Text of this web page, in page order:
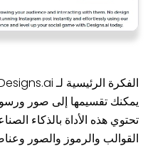
يمكنك تقسيمها إلى صور
تحتوي هذه الأداة بالذكاء
القوالب والرموز والصور